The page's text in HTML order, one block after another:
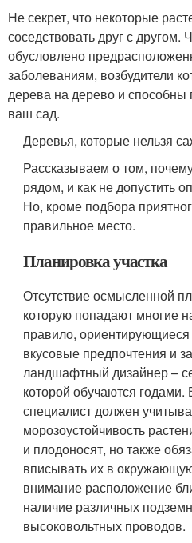
Не секрет, что некоторые
соседствовать друг с другом.
обусловлено
заболеваниям, возбудители
дерева на дерево и способны
ваш сад.
Деревья, которые нельзя
Рассказываем о том,
рядом, и как не допустить
Но, кроме подбора
правильное место.
Планировка участка
Отсутствие осмысленной
которую попадают многие
правило,
вкусовые предпочтения и
ландшафтный дизайнер –
которой обучаются
специалист должен
морозоустойчивость
и плодоносят, но также
вписывать их в
внимание расположение
наличие различных
высоковольтных проводов.